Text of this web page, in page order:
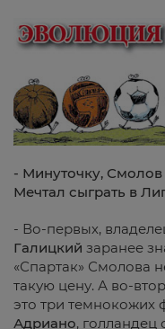
- Минуточку, Смолов
Мечтал сыграть в
- Во-первых,
Галицкий заранее
«Спартак» Смолова
такую цену. А во-
это три темнокожих
Адриано,